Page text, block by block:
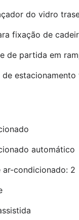
do vidro
fixação de
de partida em
de estacionamento
automático
ar-condicionado: 2